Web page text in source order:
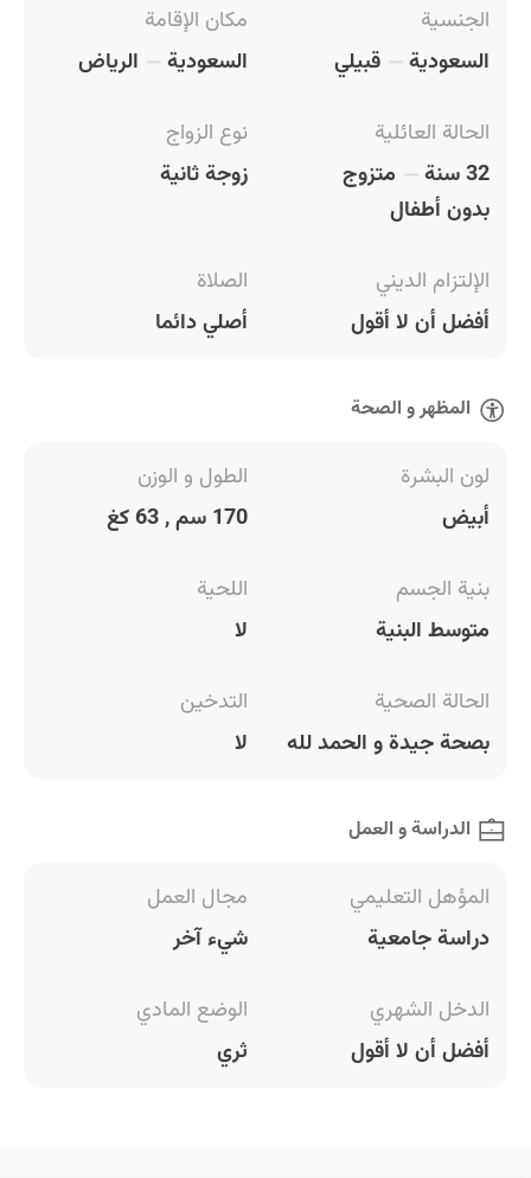
الجنسية
السعودية
قبيلي
مكان الإقامة
السعودية
الرياض
الحالة العائلية
32 سنة
متزوج
بدون أطفال
نوع الزواج
زوجة ثانية
الإلتزام الديني
أفضل أن لا أقول
الصلاة
أصلي دائما
المظهر و الصحة
لون البشرة
أبيض
الطول و الوزن
170 سم , 63 كغ
بنية الجسم
متوسط البنية
اللحية
لا
الحالة الصحية
بصحة جيدة و الحمد لله
التدخين
لا
الدراسة و العمل
المؤهل التعليمي
دراسة جامعية
مجال العمل
شيء آخر
الدخل الشهري
أفضل أن لا أقول
الوضع المادي
ثري